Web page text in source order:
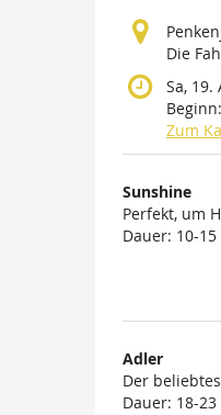
Die
Sa, 19.
Beginn:
Zum
Sunshine
Perfekt, um
Dauer: 10-
Adler
Der
Dauer: 18-